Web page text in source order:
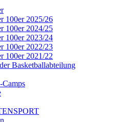
100er 2025/26
100er 2024/25
100er 2023/24
100er 2022/23
100er 2021/22
Basketballabteilung
Camps